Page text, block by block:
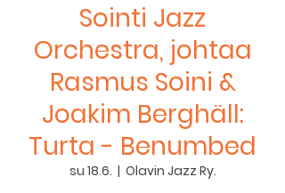
Sointi Jazz
Orchestra, johtaa
Rasmus Soini &
Joakim Berghäll:
Turta - Benumbed
su 18.6.
  |
Olavin Jazz Ry.